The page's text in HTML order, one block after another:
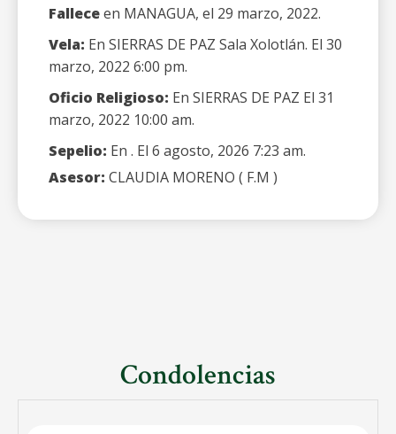
Falleceen MANAGUA, el 29 marzo, 2022.
Vela: En SIERRAS DE PAZ Sala Xolotlán. El 30
marzo, 2022 6:00 pm.
Oficio Religioso: En SIERRAS DE PAZ El 31
marzo, 2022 10:00 am.
Sepelio: En . El 6 agosto, 2026 7:23 am.
Asesor: CLAUDIA MORENO ( F.M )
Condolencias